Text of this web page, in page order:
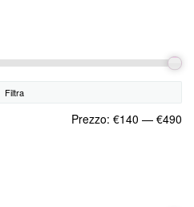
Filtra
Prezzo: €140 — €490